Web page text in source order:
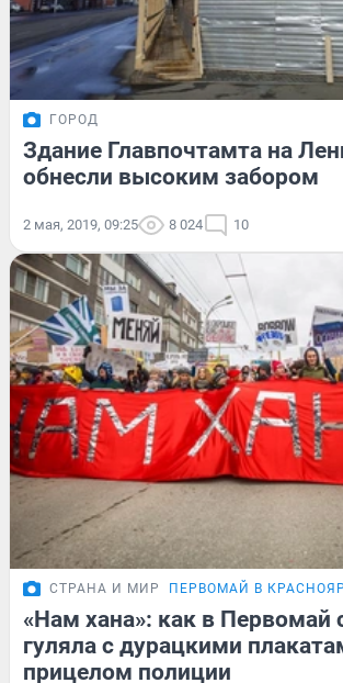
ГОРОД
Здание Главпочтамта на
обнесли высоким забором
2 мая, 2019, 09:25 8 024 10
СТРАНА И МИР ПЕРВОМАЙ В
«Нам хана»: как в Первомай
гуляла с дурацкими
прицелом полиции